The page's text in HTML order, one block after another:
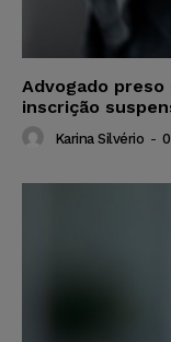
Advogado
inscrição
Karina Silvério -